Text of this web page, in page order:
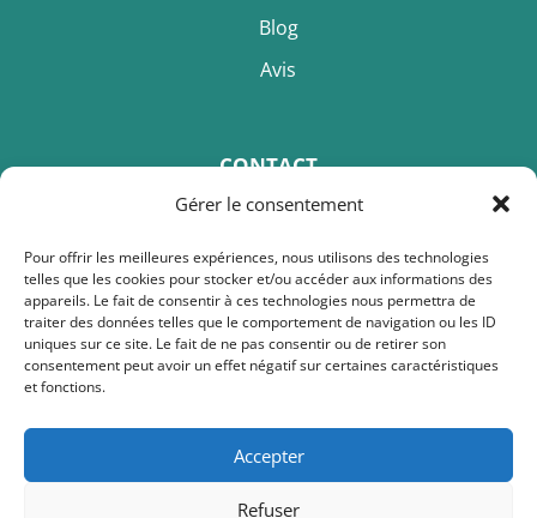
Gérer le consentement
Pour offrir les meilleures expériences, nous utilisons des technologies
telles que les cookies pour stocker et/ou accéder aux informations des
appareils. Le fait de consentir à ces technologies nous permettra de
traiter des données telles que le comportement de navigation ou les ID
uniques sur ce site. Le fait de ne pas consentir ou de retirer son
consentement peut avoir un effet négatif sur certaines caractéristiques
et fonctions.
Accepter
Refuser
Blog
Avis
CONTACT
Téléphone :+33 6.79.59.04.79
Email :ludmila.calinici@gmail.com
48 rue de Bray